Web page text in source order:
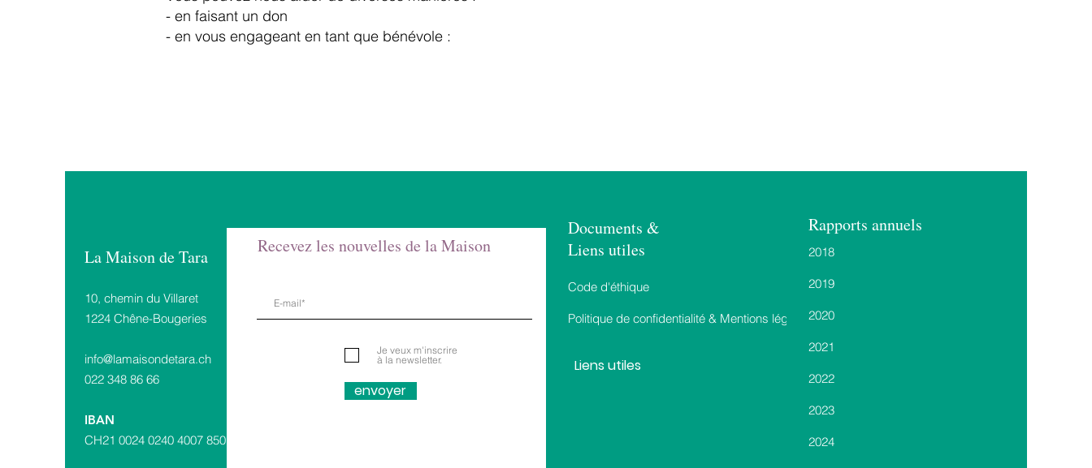
- en faisant un don
- en vous engageant en tant que bénévole :
La Maison de Tara
10, chemin du Villaret
1224 Chêne-Bougeries
info@lamaisondetara.ch
022 348 86 66
IBAN
CH21 0024 0240 4007 8501 G
Recevez les nouvelles de la Maison
Je veux m'inscrire
à la newsletter.
envoyer
Documents &
Liens utiles
Code d'éthique
Politique de confidentialité & Mentions légales
Liens utiles
Rapports annuels
2018
2019
2020
2021
2022
2023
2024